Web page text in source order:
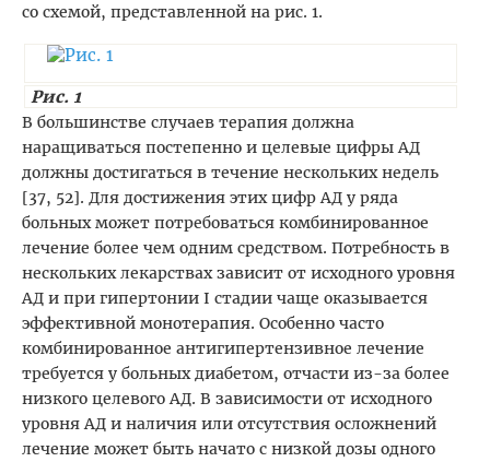
со схемой, представленной на рис. 1.
Рис. 1
В большинстве случаев терапия должна
наращиваться постепенно и целевые цифры АД
должны достигаться в течение нескольких недель
[37, 52]. Для достижения этих цифр АД у ряда
больных может потребоваться комбинированное
лечение более чем одним средством. Потребность в
нескольких лекарствах зависит от исходного уровня
АД и при гипертонии I стадии чаще оказывается
эффективной монотерапия. Особенно часто
комбинированное антигипертензивное лечение
требуется у больных диабетом, отчасти из-за более
низкого целевого АД. В зависимости от исходного
уровня АД и наличия или отсутствия осложнений
лечение может быть начато с низкой дозы одного